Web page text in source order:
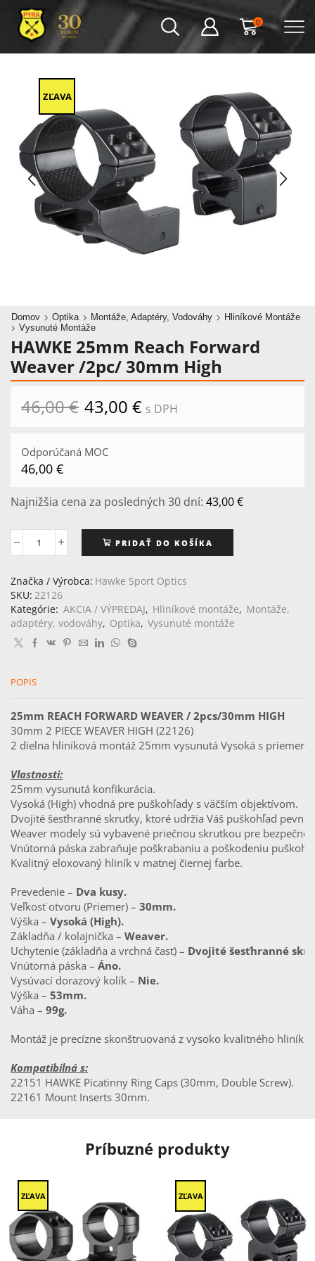
0
ZĽAVA
Domov Optika Montáže, Adaptéry, Vodováhy
Hliníkové Montáže
Vysunuté Montáže
HAWKE 25mm Reach Forward
Weaver /2pc/ 30mm High
46,00€ Pôvodná
cena
46,00 €.
43,00 €Aktuálna
cena
s DPH
Odporúčaná MOC
46,00 €
Najnižšia cena za posledných 30 dní: 43,00€
množstvo
25mm
Reach
Forward
Weaver
/2pc/
30mm
PRIDAŤ DO KOŠÍKA
Značka / Výrobca: Hawke Sport Optics
SKU: 22126
Kategórie: AKCIA / VÝPREDAJ, Hliníkové montáže, Montáže,
adaptéry, vodováhy, Optika, Vysunuté montáže
POPIS
25mm REACH FORWARD WEAVER / 2pcs/30mm HIGH
30mm 2 PIECE WEAVER HIGH (22126)
2 dielna hliníková montáž 25mm vysunutá Vysoká s
Vlastnosti:
25mm vysunutá konfikurácia.
Vysoká (High) vhodná pre puškohľady s väčším objektívom.
Dvojité šesťhranné skrutky, ktoré udržia Váš puškohľad pevne
Weaver modely sú vybavené priečnou skrutkou pre
Vnútorná páska zabraňuje poškrabaniu a poškodeniu
Kvalitný eloxovaný hliník v matnej čiernej farbe.
Prevedenie – Dva kusy.
Veľkosť otvoru (Priemer) – 30mm.
Výška – Vysoká (High).
Základňa / kolajnička – Weaver.
Uchytenie (základňa a vrchná časť) – Dvojité šesťhranné
Vnútorná páska – Áno.
Vysúvací dorazový kolík – Nie.
Výška – 53mm.
Váha – 99g.
Montáž je precízne skonštruovaná z vysoko kvalitného
Kompatibilná s:
22151 HAWKE Picatinny Ring Caps (30mm, Double Screw).
22161 Mount Inserts 30mm.
Príbuzné produkty
ZĽAVA ZĽAVA